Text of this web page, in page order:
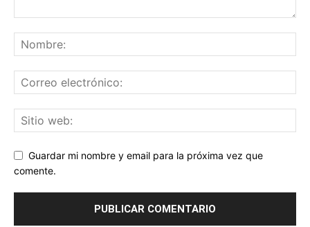
Guardar mi nombre y email para la próxima vez que
comente.